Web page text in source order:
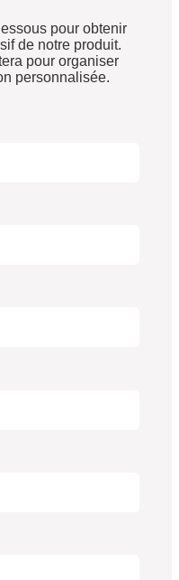
pour obtenir
de notre produit.
pour organiser
personnalisée.